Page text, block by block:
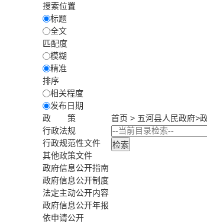
搜索位置
标题
全文
匹配度
模糊
精准
排序
相关程度
发布日期
政 策
行政法规
行政规范性文件
其他政策文件
政府信息公开指南
政府信息公开制度
法定主动公开内容
政府信息公开年报
依申请公开
首页 > 五河县人民政府>